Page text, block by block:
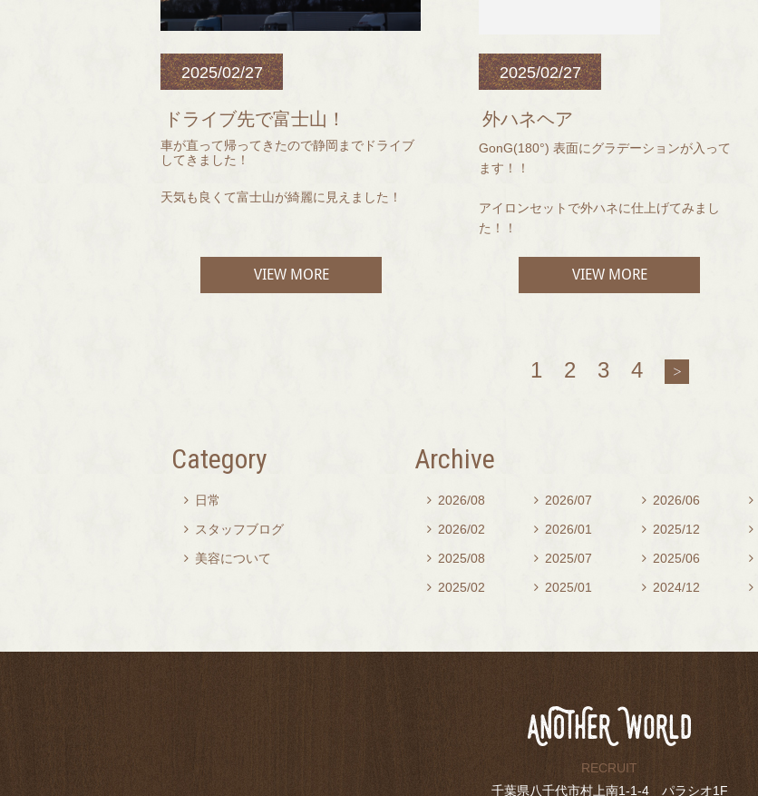
ださい♪
直毛の方は後ろに流したくてもなかなかうま
アイロンを毎日するのも大変ですよね(;'∀')
う！！
2025/02/27
ドライブ先で富士山！
車が直って帰ってきたので静岡までドライブ
してきました！
天気も良くて富士山が綺麗に見えました！
VIEW MORE
2025/02/27
外ハネヘア
GonG(180°) 表面にグラデーションが入って
ます！！
アイロンセットで外ハネに仕上げてみまし
た！！
VIEW MORE
1 2 3 4
Category
 日常
 スタッフブログ
 美容について
Archive
 2026/08  2026/07  2026/06 
 2026/02  2026/01  2025/12 
 2025/08  2025/07  2025/06 
 2025/02  2025/01  2024/12 
RECRUIT
千葉県八千代市村上南1-1-4 パラシオ1F